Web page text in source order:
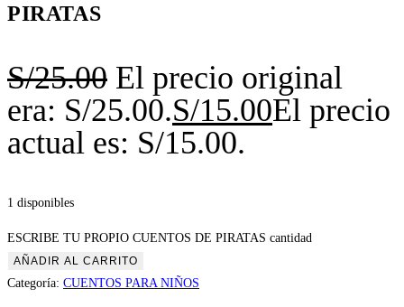
PIRATAS
S/25.00 El precio original
era: S/25.00.S/15.00El precio
actual es: S/15.00.
1 disponibles
ESCRIBE TU PROPIO CUENTOS DE PIRATAS cantidad
AÑADIR AL CARRITO
Categoría: CUENTOS PARA NIÑOS